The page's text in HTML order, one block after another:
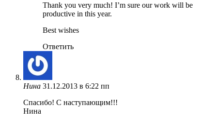
Thank you very much! I’m sure our work will be
productive in this year.
Best wishes
Ответить
Нина 31.12.2013 в 6:22 пп
Спасибо! С наступающим!!!
Нина